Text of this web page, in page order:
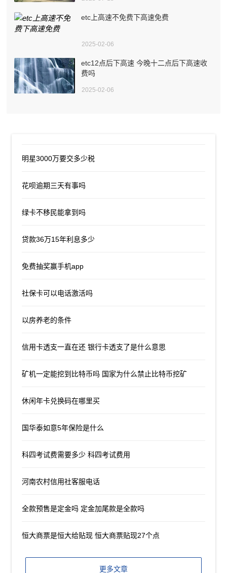
etc上高速不免费下高速免费
2025-02-06
etc12点后下高速 今晚十二点后下高速收
费吗
2025-02-06
明星3000万要交多少税
花呗逾期三天有事吗
绿卡不移民能拿到吗
贷款36万15年利息多少
免费抽奖赢手机app
社保卡可以电话激活吗
以房养老的条件
信用卡透支一直在还 银行卡透支了是什么意思
矿机一定能挖到比特币吗 国家为什么禁止比特币挖矿
休闲年卡兑换码在哪里买
国华泰如意5年保险是什么
科四考试费需要多少 科四考试费用
河南农村信用社客服电话
全款预售是定金吗 定金加尾款是全款吗
恒大商票是恒大给贴现 恒大商票贴现27个点
更多文章